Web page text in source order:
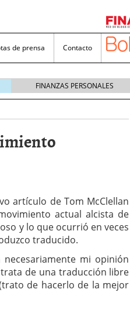
de prensa Contacto
dividendos constantes
para tus inversiones
FINANZAS PERSONALES
artículo de Tom McClellan
actual alcista de
y lo que ocurrió en veces
traducido.
mi opinión
de una traducción libre
de hacerlo de la mejor